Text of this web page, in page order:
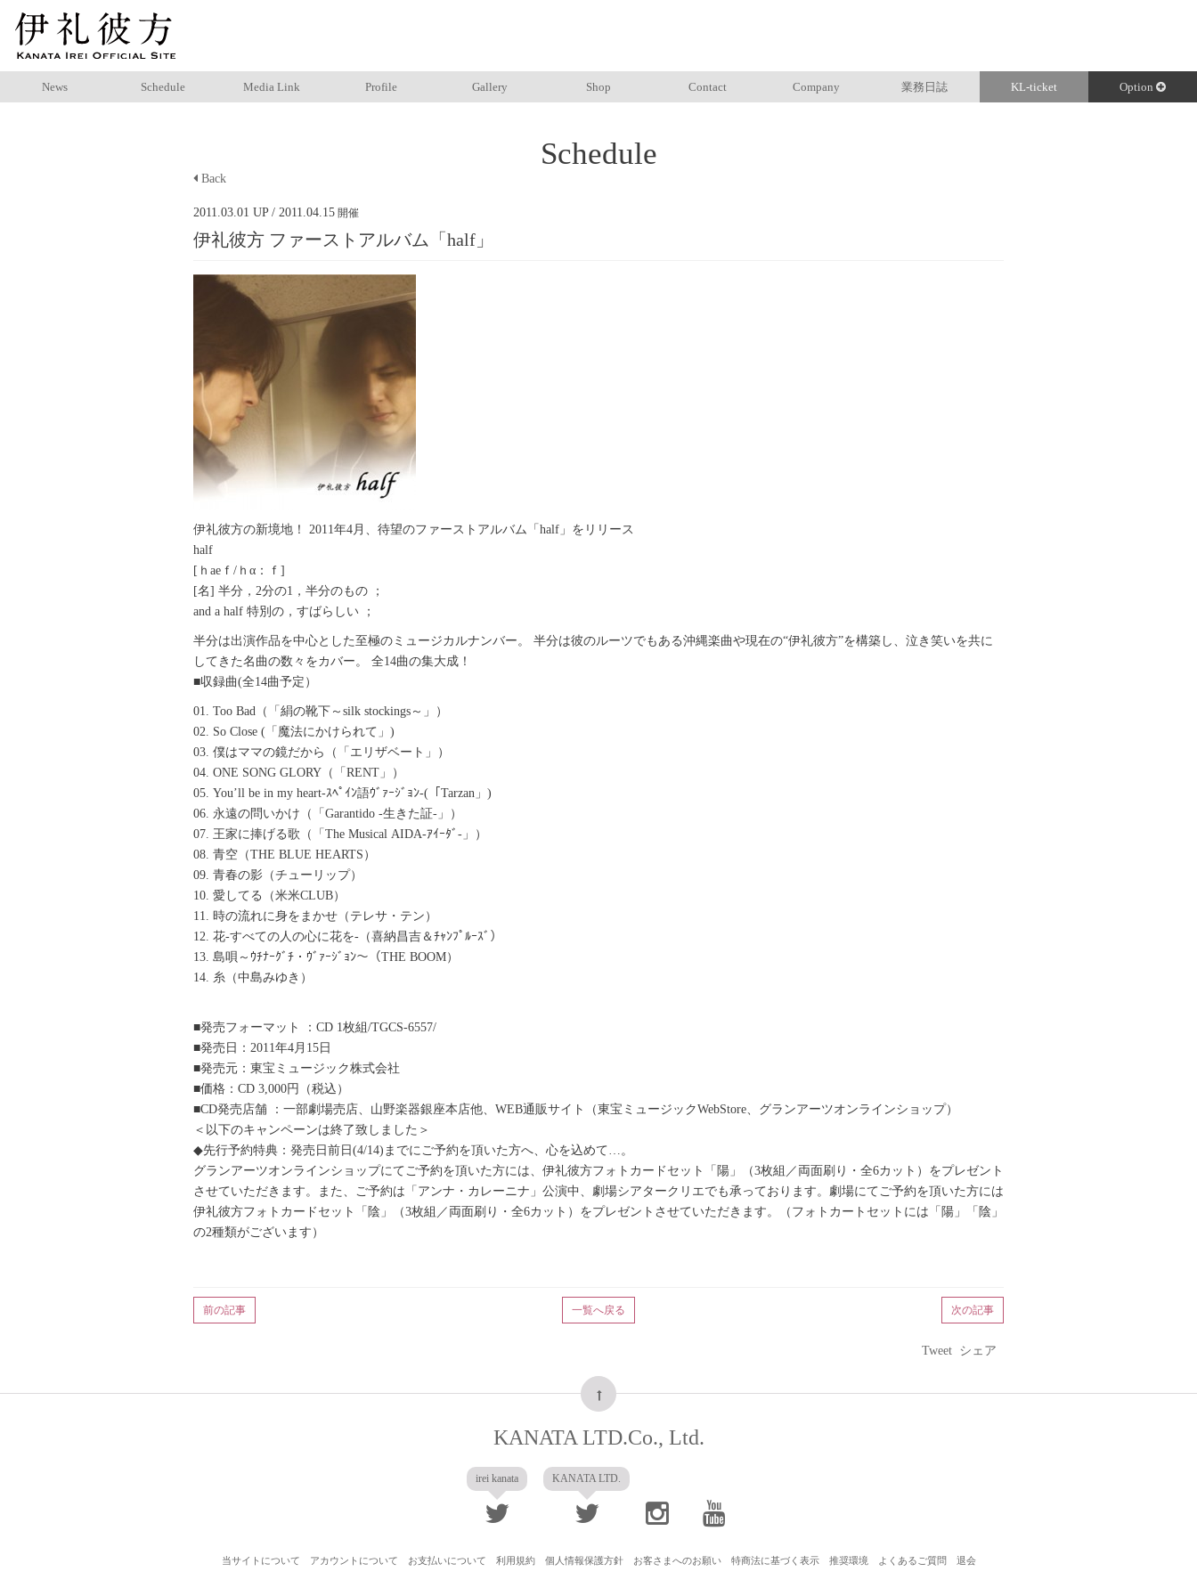
News Schedule Media Link Profile Gallery Shop Contact Company 業務日誌 KL-ticket Option
Schedule
Back
2011.03.01 UP / 2011.04.15 開催
伊礼彼方 ファーストアルバム「half」
伊礼彼方の新境地！ 2011年4月、待望のファーストアルバム「half」をリリース
half
[ｈaeｆ/ｈα：ｆ]
[名] 半分，2分の1，半分のもの ；
and a half 特別の，すばらしい ；
半分は出演作品を中心とした至極のミュージカルナンバー。 半分は彼のルーツでもある沖縄楽曲や現在の“伊礼彼方”を構築し、泣き笑いを共に
してきた名曲の数々をカバー。 全14曲の集大成！
■収録曲(全14曲予定）
01. Too Bad（「絹の靴下～silk stockings～」）
02. So Close (「魔法にかけられて」)
03. 僕はママの鏡だから（「エリザベート」）
04. ONE SONG GLORY（「RENT」）
05. You’ll be in my heart-ｽﾍﾟｲﾝ語ｳﾞｧｰｼﾞｮﾝ-(「Tarzan」)
06. 永遠の問いかけ（「Garantido -生きた証-」）
07. 王家に捧げる歌（「The Musical AIDA-ｱｲｰﾀﾞ-」）
08. 青空（THE BLUE HEARTS）
09. 青春の影（チューリップ）
10. 愛してる（米米CLUB）
11. 時の流れに身をまかせ（テレサ・テン）
12. 花-すべての人の心に花を-（喜納昌吉＆ﾁｬﾝﾌﾟﾙｰｽﾞ）
13. 島唄～ｳﾁﾅｰｸﾞﾁ・ｳﾞｧｰｼﾞｮﾝ～（THE BOOM）
14. 糸（中島みゆき）
■発売フォーマット ：CD 1枚組/TGCS-6557/
■発売日：2011年4月15日
■発売元：東宝ミュージック株式会社
■価格：CD 3,000円（税込）
■CD発売店舗 ：一部劇場売店、山野楽器銀座本店他、WEB通販サイト（東宝ミュージックWebStore、グランアーツオンラインショップ）
＜以下のキャンペーンは終了致しました＞
◆先行予約特典：発売日前日(4/14)までにご予約を頂いた方へ、心を込めて…。
グランアーツオンラインショップにてご予約を頂いた方には、伊礼彼方フォトカードセット「陽」（3枚組／両面刷り・全6カット）をプレゼント
させていただきます。また、ご予約は「アンナ・カレーニナ」公演中、劇場シアタークリエでも承っております。劇場にてご予約を頂いた方には
伊礼彼方フォトカードセット「陰」（3枚組／両面刷り・全6カット）をプレゼントさせていただきます。（フォトカートセットには「陽」「陰」
の2種類がございます）
次の記事
一覧へ戻る
前の記事
Tweet シェア
KANATA LTD.Co., Ltd.
irei kanata KANATA LTD.
当サイトについて アカウントについて お支払いについて 利用規約 個人情報保護方針 お客さまへのお願い 特商法に基づく表示 推奨環境 よくあるご質問 退会